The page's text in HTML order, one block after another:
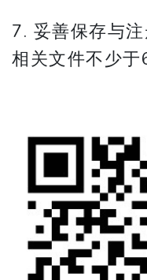
7. 妥善保存与
相关文件不少于